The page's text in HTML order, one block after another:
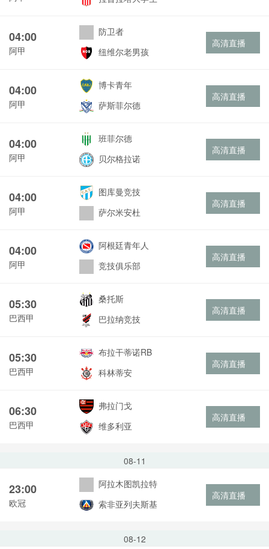
04:00
阿甲
防卫者
纽维尔老男孩
高清直播
04:00
阿甲
博卡青年
萨斯菲尔德
高清直播
04:00
阿甲
班菲尔德
贝尔格拉诺
高清直播
04:00
阿甲
图库曼竞技
萨尔米安杜
高清直播
04:00
阿甲
阿根廷青年人
竞技俱乐部
高清直播
05:30
巴西甲
桑托斯
巴拉纳竞技
高清直播
05:30
巴西甲
布拉干蒂诺RB
科林蒂安
高清直播
06:30
巴西甲
弗拉门戈
维多利亚
高清直播
08-11
23:00
欧冠
阿拉木图凯拉特
索非亚列夫斯基
高清直播
08-12